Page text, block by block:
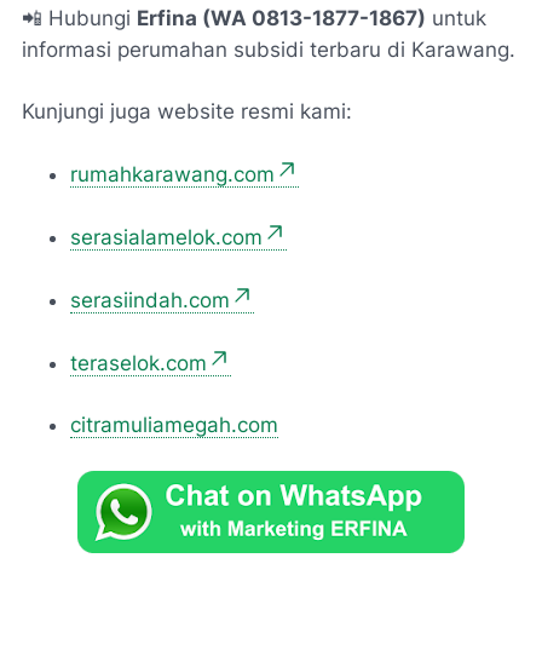
📲 Hubungi Erfina (WA 0813-1877-1867) untuk
informasi perumahan subsidi terbaru di Karawang.
Kunjungi juga website resmi kami:
rumahkarawang.com
serasialamelok.com
serasiindah.com
teraselok.com
citramuliamegah.com